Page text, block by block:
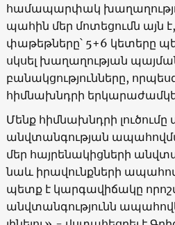
համապարփակ
պահին մեր մոտեցումն այն
փաթեթները՝ 5+6 կետերը
սկսել խաղաղության
բանակցությունները,
հիմնախնդրի
Մենք հիմնախնդրի լուծումը
անվտանգության
մեր հայրենակիցների
նաև իրավունքների
պետք է կարգավիճակը
անվտանգությունն